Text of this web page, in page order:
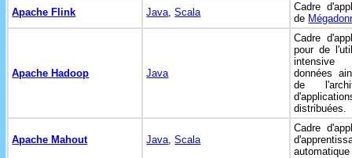
Apache Flink Java,Scala
Cadre
de
Apache Hadoop Java
Cadre
pour de
données
de
distribuées.
Apache Mahout Java,Scala
Cadre
automatique